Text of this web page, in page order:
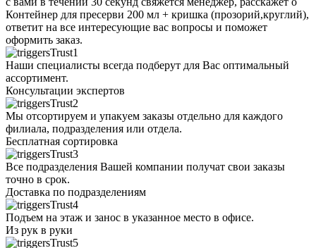
Контейнер для пресерви 200 мл + кришка (прозорий,круглий),
ответит на все интересующие вас вопросы и поможет
оформить заказ.
Наши специалисты всегда подберут для Вас оптимальный
ассортимент.
Консультации экспертов
Мы отсортируем и упакуем заказы отдельно для каждого
филиала, подразделения или отдела.
Бесплатная сортировка
Все подразделения Вашей компании получат свои заказы
точно в срок.
Доставка по подразделениям
Подъем на этаж и занос в указанное место в офисе.
Из рук в руки